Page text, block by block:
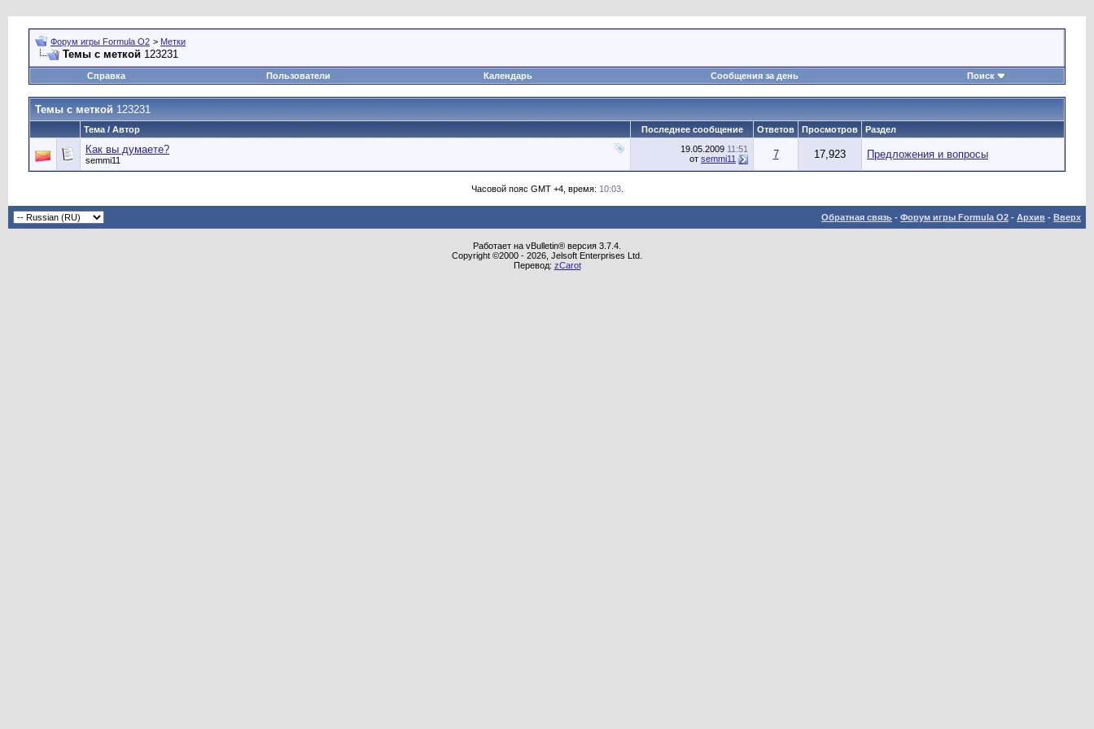
Форум игры Formula O2 > Метки
Темы с меткой 123231
Справка Пользователи Календарь Сообщения за день Поиск
Темы с меткой 123231
Тема / Автор Последнее сообщение Ответов Просмотров Раздел
Как вы думаете?
semmi11
19.05.2009 11:51
от semmi11 7 17,923 Предложения и вопросы
Часовой пояс GMT +4, время: 10:03.
Обратная связь - Форум игры Formula O2 - Архив - Вверх
Работает на vBulletin® версия 3.7.4.
Copyright ©2000 - 2026, Jelsoft Enterprises Ltd.
Перевод: zCarot